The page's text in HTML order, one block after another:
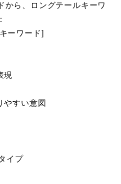
から、ロングテールキーワ
ーワード]
現
やすい意図
イプ